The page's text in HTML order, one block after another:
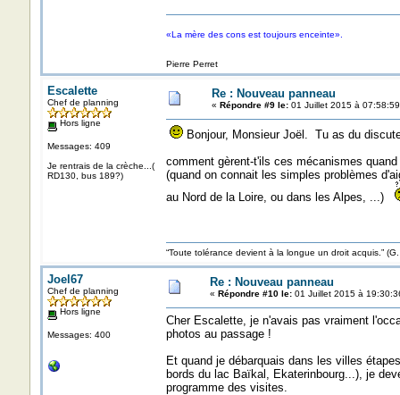
«La mère des cons est toujours enceinte».
Pierre Perret
Escalette
Chef de planning
Hors ligne
Messages: 409
Je rentrais de la crèche...(
RD130, bus 189?)
Re : Nouveau panneau
« Répondre #9 le:01 Juillet 2015 à
Bonjour, Monsieur Joël. Tu as du
comment gèrent-t'ils ces mécanismes quand
(quand on connait les simples problèmes
au Nord de la Loire, ou dans les Alpes, ...)
“Toute tolérance devient à la longue un droit acquis.”
Joel67
Chef de planning
Hors ligne
Messages: 400
Re : Nouveau panneau
« Répondre #10 le:01 Juillet 2015 à
Cher Escalette, je n'avais pas vraiment
photos au passage !
Et quand je débarquais dans les villes
bords du lac Baïkal, Ekaterinbourg...), je
programme des visites.